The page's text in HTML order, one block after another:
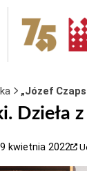
„Józef
Dzieła
kwietnia 2022